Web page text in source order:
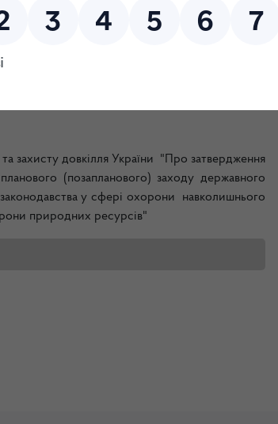
України "Про
що складається за
заходу
захисту довкілля України
"Про затвердження
(позапланового) заходу державного
у сфері охорони навколишнього
природних ресурсів"